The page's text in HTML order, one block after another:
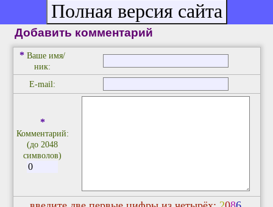
Добавить комментарий
* Ваше имя/
ник:
E-mail:
*
Комментарий:
(до 2048
символов)